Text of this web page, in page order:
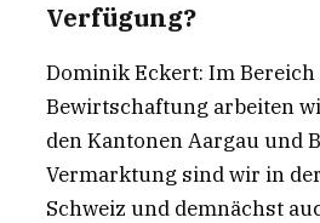
Verfügung?
Dominik Eckert: Im Bereich
Bewirtschaftung arbeiten
den Kantonen Aargau und
Vermarktung sind wir in
Schweiz und demnächst